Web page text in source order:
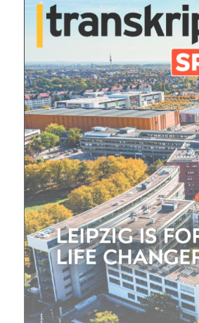
jede Woche aktuell
E-
(erforderlich)